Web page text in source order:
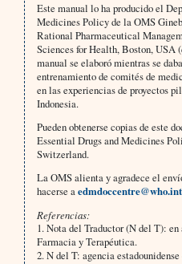
Este manual lo ha producido el
Medicines Policy de la OMS
Rational Pharmaceutical
Sciences for Health, Boston, USA
manual se elaboró mientras se
entrenamiento de comités de
en las experiencias de proyectos
Indonesia.
Pueden obtenerse copias de este
Essential Drugs and Medicines
Switzerland.
La OMS alienta y agradece el
hacerse aedmdoccentre@who.int
Referencias:
1. Nota del Traductor (N del T):
Farmacia y Terapéutica.
2. N del T: agencia